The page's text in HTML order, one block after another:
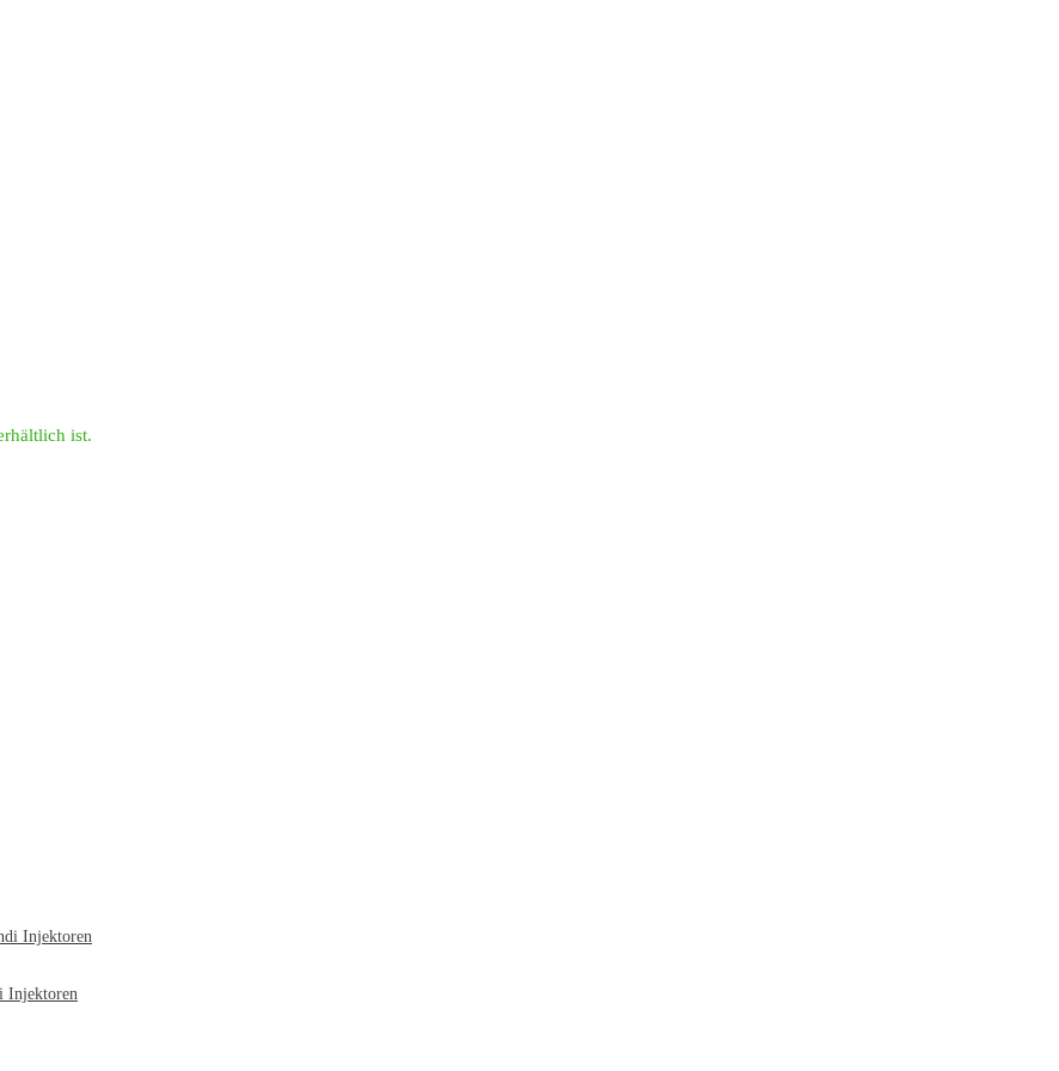
ist.
Injektoren
Injektoren